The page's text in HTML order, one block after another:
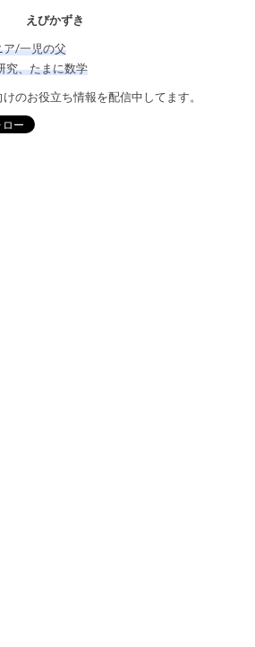
えびかずき
ア/一児の父
究、たまに数学
のお役立ち情報を配信中してます。